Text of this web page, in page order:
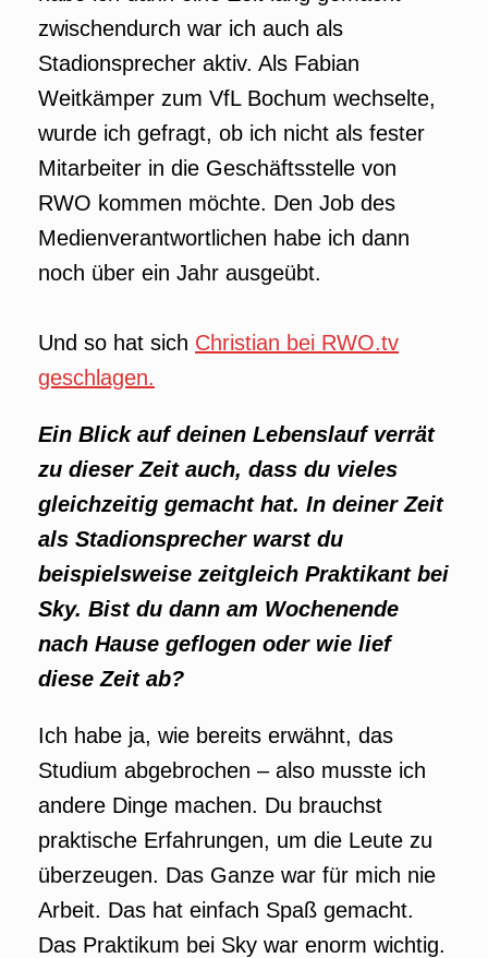
zwischendurch war ich auch als
Stadionsprecher aktiv. Als Fabian
Weitkämper zum VfL Bochum wechselte,
wurde ich gefragt, ob ich nicht als fester
Mitarbeiter in die Geschäftsstelle von
RWO kommen möchte. Den Job des
Medienverantwortlichen habe ich dann
noch über ein Jahr ausgeübt.
Und so hat sich Christian bei RWO.tv
geschlagen.
Ein Blick auf deinen Lebenslauf verrät
zu dieser Zeit auch, dass du vieles
gleichzeitig gemacht hat. In deiner Zeit
als Stadionsprecher warst du
beispielsweise zeitgleich Praktikant bei
Sky. Bist du dann am Wochenende
nach Hause geflogen oder wie lief
diese Zeit ab?
Ich habe ja, wie bereits erwähnt, das
Studium abgebrochen – also musste ich
andere Dinge machen. Du brauchst
praktische Erfahrungen, um die Leute zu
überzeugen. Das Ganze war für mich nie
Arbeit. Das hat einfach Spaß gemacht.
Das Praktikum bei Sky war enorm wichtig.